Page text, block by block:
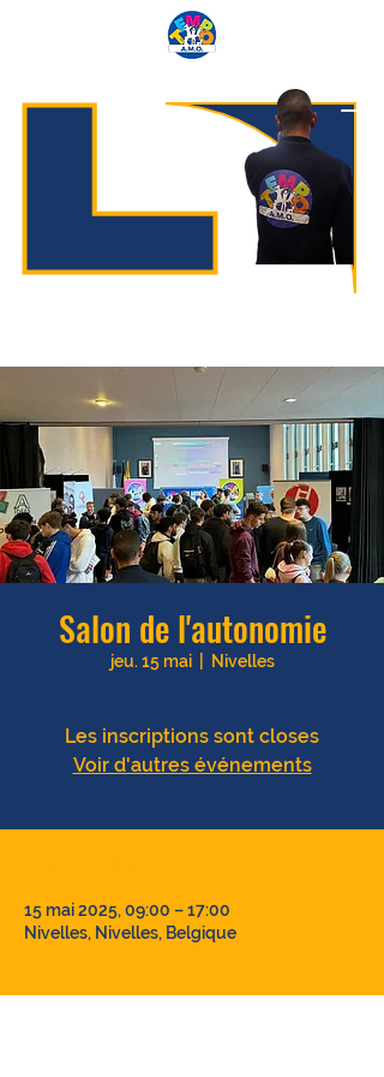
Salon de l'autonomie
jeu. 15 mai
  |
Nivelles
Les inscriptions sont closes
Voir d'autres événements
15 mai 2025, 09:00 – 17:00
Nivelles, Nivelles, Belgique
Invités